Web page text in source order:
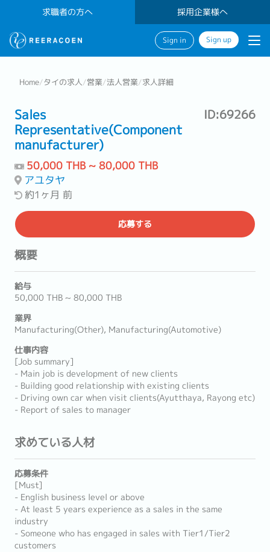
求職者の方へ 採用企業様へ
Sign in Sign up
Home/タイの求人/営業/法人営業/求人詳細
Sales
Representative(Component
manufacturer)
ID:69266
50,000 THB ~ 80,000 THB
アユタヤ
約1ヶ月 前
応募する
概要
給与
50,000 THB ~ 80,000 THB
業界
Manufacturing(Other), Manufacturing(Automotive)
仕事内容
[Job summary]
- Main job is development of new clients
- Building good relationship with existing clients
- Driving own car when visit clients(Ayutthaya, Rayong etc)
- Report of sales to manager
求めている人材
応募条件
[Must]
- English business level or above
- At least 5 years experience as a sales in the same
industry
- Someone who has engaged in sales with Tier1/Tier2
customers